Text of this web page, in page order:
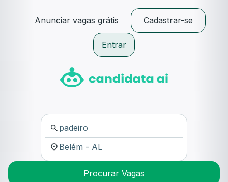
Anunciar vagas grátis Cadastrar-se
Entrar
Procurar Vagas